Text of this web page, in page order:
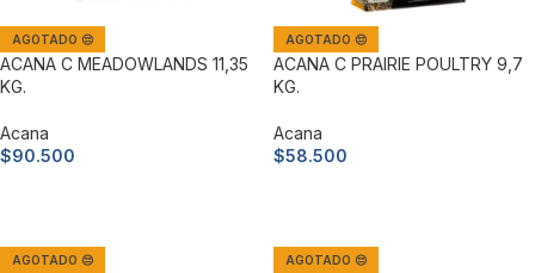
AGOTADO 😔
ACANA C MEADOWLANDS 11,35
KG.
Acana
$90.500
AGOTADO 😔
ACANA C PRAIRIE POULTRY 9,7
KG.
Acana
$58.500
AGOTADO 😔 AGOTADO 😔